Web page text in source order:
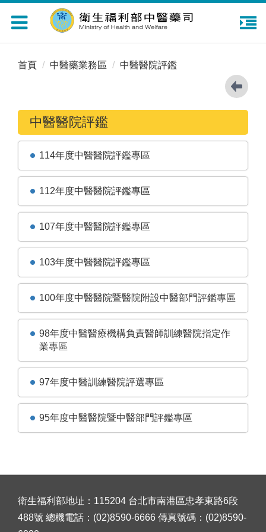
Toggle
navigation
首頁 中醫藥業務區 中醫醫院評鑑
中醫醫院評鑑
114年度中醫醫院評鑑專區
112年度中醫醫院評鑑專區
107年度中醫醫院評鑑專區
103年度中醫醫院評鑑專區
100年度中醫醫院暨醫院附設中醫部門評鑑專區
98年度中醫醫療機構負責醫師訓練醫院指定作
業專區
97年度中醫訓練醫院評選專區
95年度中醫醫院暨中醫部門評鑑專區
衛生福利部地址：115204 台北市南港區忠孝東路6段
488號 總機電話：(02)8590-6666 傳真號碼：(02)8590-